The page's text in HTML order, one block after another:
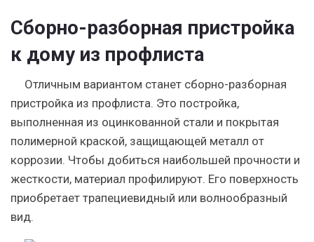
Сборно-разборная пристройка
к дому из профлиста
Отличным вариантом станет сборно-разборная
пристройка из профлиста. Это постройка,
выполненная из оцинкованной стали и покрытая
полимерной краской, защищающей металл от
коррозии. Чтобы добиться наибольшей прочности и
жесткости, материал профилируют. Его поверхность
приобретает трапециевидный или волнообразный
вид.